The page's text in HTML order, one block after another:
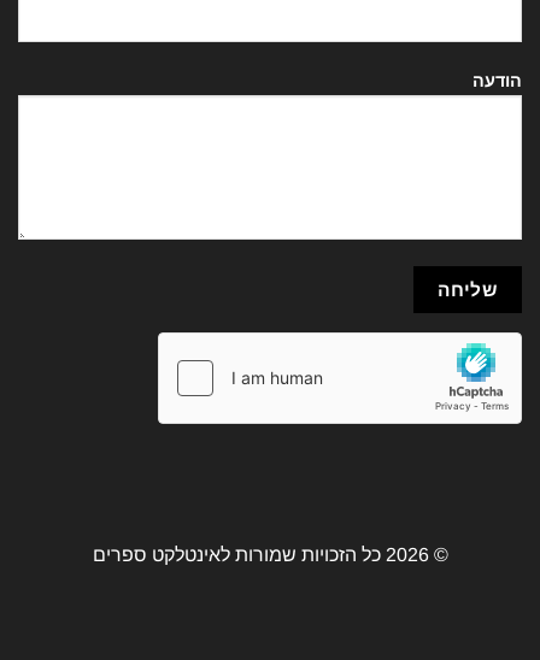
הודעה
© 2026 כל הזכויות שמורות לאינטלקט ספרים